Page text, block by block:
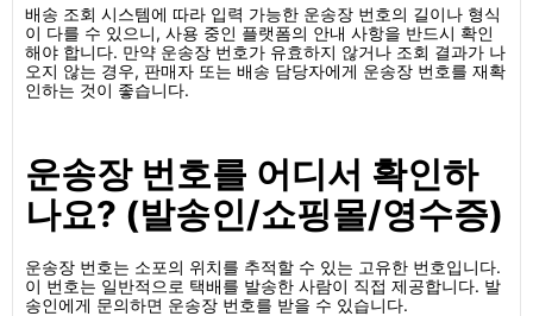
배송 조회 시스템에 따라 입력 가능한 운송장 번호의 길이나 형식
이 다를 수 있으니, 사용 중인 플랫폼의 안내 사항을 반드시 확인
해야 합니다. 만약 운송장 번호가 유효하지 않거나 조회 결과가 나
오지 않는 경우, 판매자 또는 배송 담당자에게 운송장 번호를 재확
인하는 것이 좋습니다.
운송장 번호를 어디서 확인하
나요? (발송인/쇼핑몰/영수증)
운송장 번호는 소포의 위치를 추적할 수 있는 고유한 번호입니다.
이 번호는 일반적으로 택배를 발송한 사람이 직접 제공합니다. 발
송인에게 문의하면 운송장 번호를 받을 수 있습니다.